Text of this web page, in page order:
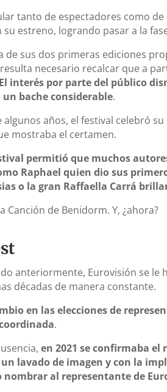
tanto de espectadores como
su estreno, logrando pasar a la
de sus dos primeras ediciones
necesario recalcar que a
El interés por parte del público
bache considerable.
años, el festival celebró
mostraba el certamen.
permitió que muchos
Raphael quien dio sus
o la gran Raffaella Carrá
Canción de Benidorm. Y, ¿ahora?
anteriormente, Eurovisión se le
décadas de manera constante.
en las elecciones de
.
en 2021 se confirmaba el
lavado de imagen y con la
al representante de